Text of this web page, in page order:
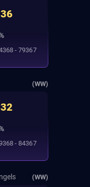
- 79367
(WW)
- 84367
(WW)